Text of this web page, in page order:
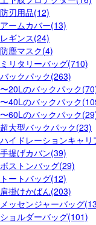
防刃用品(12)
アームカバー(13)
レギンス(24)
防塵マスク(4)
ミリタリーバッグ(710)
バックパック(263)
〜20Lのバックパック
〜40Lのバックパック
〜60Lのバックパック
超大型バックパック(23)
ハイドレーションキャリ
手提げカバン(39)
ボストンバッグ(29)
トートバッグ(12)
肩掛けかばん(203)
メッセンジャーバッグ
ショルダーバッグ(101)